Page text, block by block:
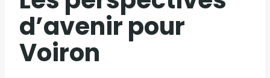
d’avenir pour
Voiron